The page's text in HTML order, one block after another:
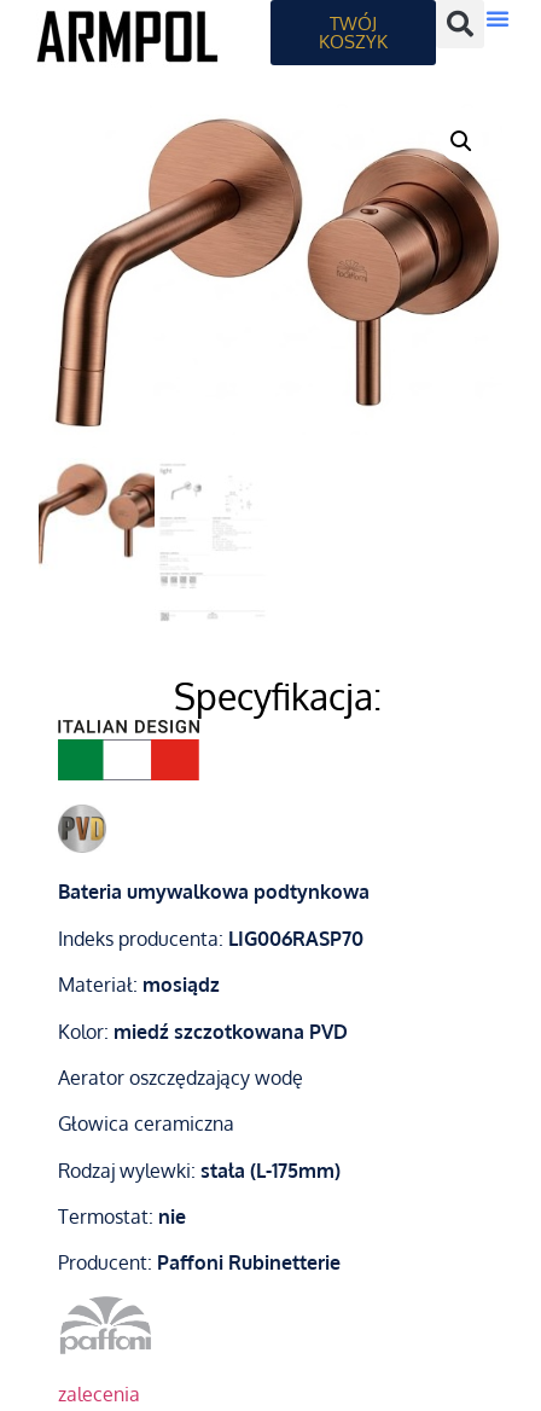
TWÓJ
KOSZYK
Specyfikacja:
Bateria umywalkowa podtynkowa
Indeks producenta: LIG006RASP70
Materiał: mosiądz
Kolor: miedź szczotkowana PVD
Aerator oszczędzający wodę
Głowica ceramiczna
Rodzaj wylewki: stała (L-175mm)
Termostat: nie
Producent: Paffoni Rubinetterie
zalecenia